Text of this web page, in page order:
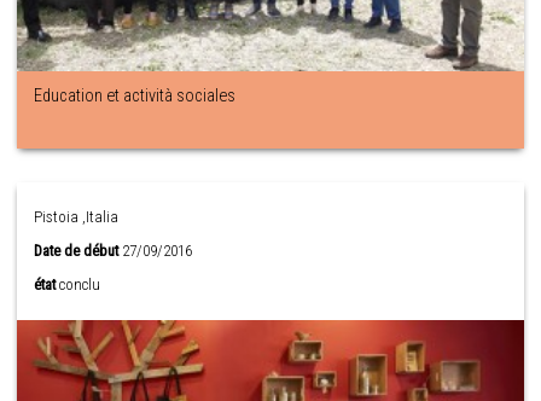
Education et actività sociales
Pistoia ,Italia
Date de début27/09/2016
état conclu